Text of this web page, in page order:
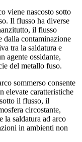
viene nascosto sotto
Il flusso ha diverse
il flusso
dalla contaminazione
tra la saldatura e
agente ossidante,
del metallo fuso.
sommerso consente
elevate caratteristiche
il flusso, il
circostante,
la saldatura ad arco
in ambienti non